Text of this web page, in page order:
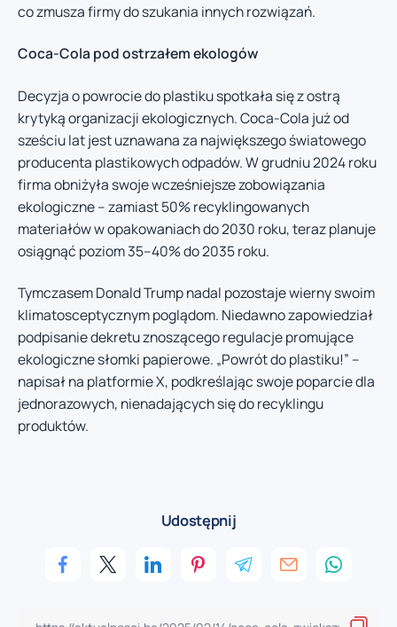
co zmusza firmy do szukania innych rozwiązań.
Coca-Cola pod ostrzałem ekologów
Decyzja o powrocie do plastiku spotkała się z ostrą
krytyką organizacji ekologicznych. Coca-Cola już od
sześciu lat jest uznawana za największego światowego
producenta plastikowych odpadów. W grudniu 2024 roku
firma obniżyła swoje wcześniejsze zobowiązania
ekologiczne – zamiast 50% recyklingowanych
materiałów w opakowaniach do 2030 roku, teraz planuje
osiągnąć poziom 35–40% do 2035 roku.
Tymczasem Donald Trump nadal pozostaje wierny swoim
klimatosceptycznym poglądom. Niedawno zapowiedział
podpisanie dekretu znoszącego regulacje promujące
ekologiczne słomki papierowe. „Powrót do plastiku!” –
napisał na platformie X, podkreślając swoje poparcie dla
jednorazowych, nienadających się do recyklingu
produktów.
Udostępnij